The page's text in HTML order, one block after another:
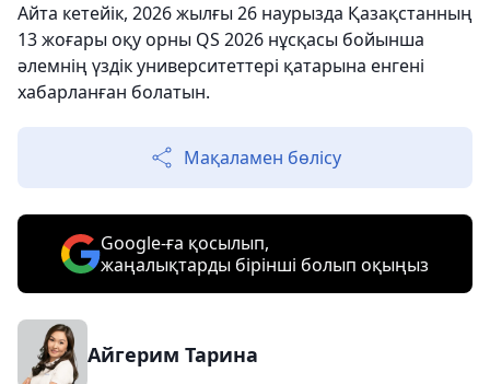
Айта кетейік, 2026 жылғы 26 наурызда Қазақстанның
13 жоғары оқу орны QS 2026 нұсқасы бойынша
әлемнің үздік университеттері қатарына енгені
хабарланған болатын.
Мақаламен бөлісу
Google-ға қосылып,
жаңалықтарды бірінші болып оқыңыз
Айгерим Тарина